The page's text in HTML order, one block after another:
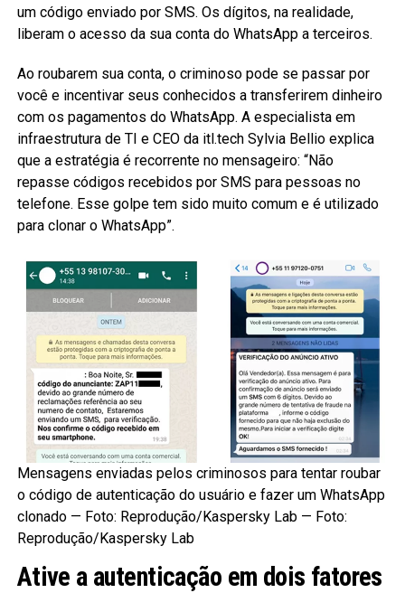
um código enviado por SMS. Os dígitos, na realidade,
liberam o acesso da sua conta do WhatsApp a terceiros.
Ao roubarem sua conta, o criminoso pode se passar por
você e incentivar seus conhecidos a transferirem dinheiro
com os pagamentos do WhatsApp. A especialista em
infraestrutura de TI e CEO da itl.tech Sylvia Bellio explica
que a estratégia é recorrente no mensageiro: “Não
repasse códigos recebidos por SMS para pessoas no
telefone. Esse golpe tem sido muito comum e é utilizado
para clonar o WhatsApp”.
Mensagens enviadas pelos criminosos para tentar roubar
o código de autenticação do usuário e fazer um WhatsApp
clonado — Foto: Reprodução/Kaspersky Lab — Foto:
Reprodução/Kaspersky Lab
Ative a autenticação em dois fatores